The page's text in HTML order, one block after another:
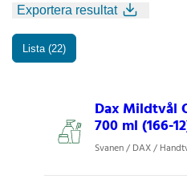
Exportera resultat
Lista (22)
Dax Mildtvål
700 ml (166-
Svanen / DAX /